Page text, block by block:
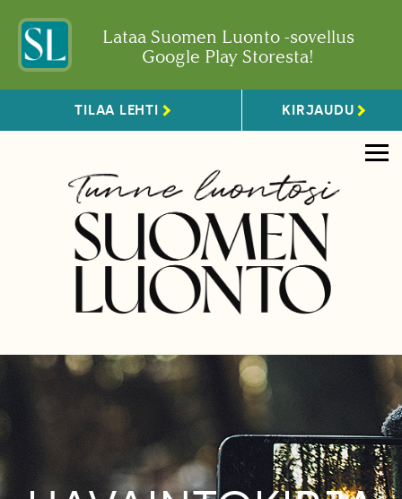
Lataa Suomen Luonto -sovellus
Google Play Storesta!
TILAA LEHTI KIRJAUDU